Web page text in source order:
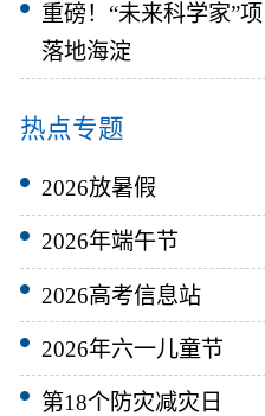
重磅！“未来科学家”
落地海淀
热点专题
2026放暑假
2026年端午节
2026高考信息站
2026年六一儿童节
第18个防灾减灾日